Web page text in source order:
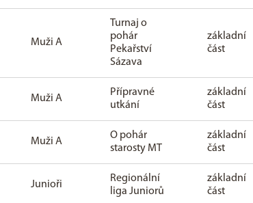
Muži A
Turnaj o
pohár
Pekařství
Sázava
základní
část
Muži A
Přípravné
utkání
základní
část
Muži A
O pohár
starosty MT
základní
část
Junioři
Regionální
liga Juniorů
základní
část